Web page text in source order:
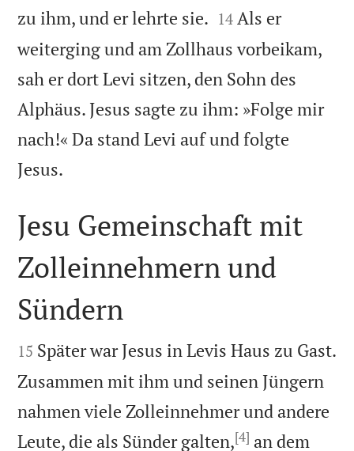
zu ihm, und er lehrte sie. 

14 Als er
weiterging und am Zollhaus vorbeikam,
sah er dort Levi sitzen, den Sohn des
Alphäus. Jesus sagte zu ihm: »Folge mir
nach!« Da stand Levi auf und folgte
Jesus.

Jesu Gemeinschaft mit
Zolleinnehmern und
Sündern

15 Später war Jesus in Levis Haus zu Gast.
Zusammen mit ihm und seinen Jüngern
nahmen viele Zolleinnehmer und andere
Leute, die als Sünder galten,[4] an dem